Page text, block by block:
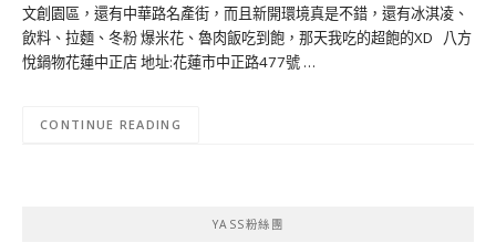
文創園區，還有中華路名產街，而且新開環境真是不錯，還有冰淇凌、
飲料、拉麵、冬粉 爆米花、魯肉飯吃到飽，那天我吃的超飽的XD 八方
悅鍋物花蓮中正店 地址:花蓮市中正路477號 …
CONTINUE READING
YASS粉絲團